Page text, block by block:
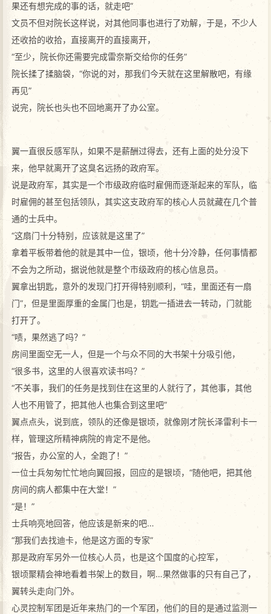
果还有想完成的事的话，就走吧”
文员不但对院长这样说，对其他同事也进行了劝解，于是，不少人
还收拾的收拾，直接离开的直接离开，
“至少，院长你还需要完成雷奈斯交给你的任务”
院长揉了揉脑袋，“你说的对，那我们今天就在这里解散吧，有缘
再见”
说完，院长也头也不回地离开了办公室。
翼一直很反感军队，如果不是薪酬过得去，还有上面的处分没下
来，他早就离开了这臭名远扬的政府军。
说是政府军，其实是一个市级政府临时雇佣而逐渐起来的军队，临
时雇佣的甚至包括领队，其实这支政府军的核心人员就藏在几个普
通的士兵中。
“这扇门十分特别，应该就是这里了”
拿着平板带着他的就是其中一位，银顷，他十分冷静，任何事情都
不会为之所动，据说他就是整个市级政府的核心信息员。
翼拿出钥匙，意外的发现门打开得特别顺利，“哇，里面还有一扇
门”，但是里面厚重的金属门也是，钥匙一插进去一转动，门就能
打开了。
“啧，果然逃了吗？”
房间里面空无一人，但是一个与众不同的大书架十分吸引他，
“很多书，这里的人很喜欢读书吗？”
“不关事，我们的任务是找到住在这里的人就行了，其他事，其他
人也不用管了，把其他人也集合到这里吧”
翼点点头，说到底，领队的还像是银顷，就像刚才院长泽雷利卡一
样，管理这所精神病院的肯定不是他。
“报告，办公室的人，全跑了！”
一位士兵匆匆忙忙地向翼回报，回应的是银顷，“随他吧，把其他
房间的病人都集中在大堂！”
“是！”
士兵响亮地回答，他应该是新来的吧…
“那我们去找迪卡，他是这方面的专家”
那是政府军另外一位核心人员，也是这个国度的心控军，
银顷聚精会神地看着书架上的数目，啊…果然做事的只有自己了，
翼转头走向门外。
心灵控制军团是近年来热门的一个军团，他们的目的是通过监测一